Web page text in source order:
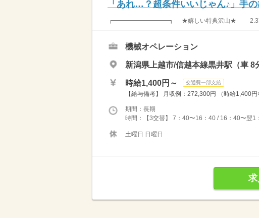
「あれ…？超条件いいじゃん♪」手
┏━━━━━━━━━┓ ★嬉しい特典沢山★ 2.3直
機械オペレーション
新潟県上越市/信越本線黒井駅（車 8
時給1,400円～ 交通費一部支給
【給与備考】 月収例：272,300円 （時給1,400
期間：長期
時間：【3交替】 7：40〜16：40 / 16：40〜翌
土曜日 日曜日